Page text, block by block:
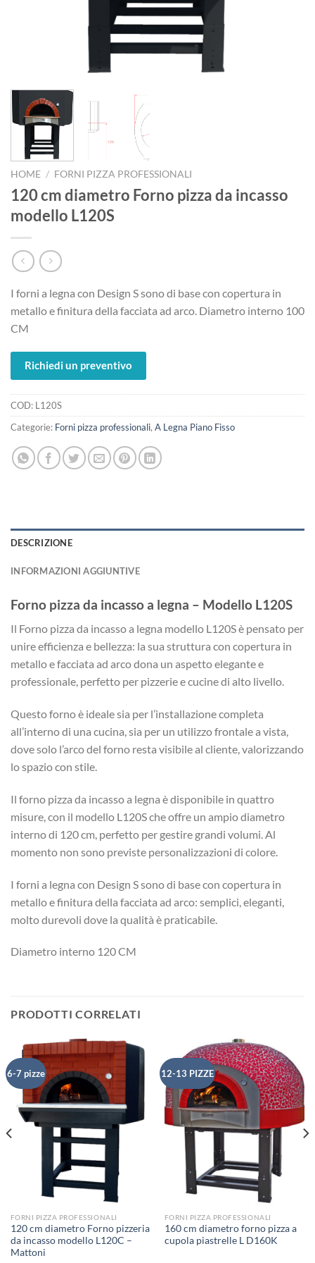
HOME / FORNI PIZZA PROFESSIONALI
120 cm diametro Forno pizza da incasso
modello L120S
I forni a legna con Design S sono di base con copertura in
metallo e finitura della facciata ad arco. Diametro interno 100
CM
Richiedi un preventivo
COD: L120S
Categorie: Forni pizza professionali, A Legna Piano Fisso
DESCRIZIONE
INFORMAZIONI AGGIUNTIVE
Forno pizza da incasso a legna – Modello L120S
Il Forno pizza da incasso a legna modello L120S è pensato per
unire efficienza e bellezza: la sua struttura con copertura in
metallo e facciata ad arco dona un aspetto elegante e
professionale, perfetto per pizzerie e cucine di alto livello.
Questo forno è ideale sia per l’installazione completa
all’interno di una cucina, sia per un utilizzo frontale a vista,
dove solo l’arco del forno resta visibile al cliente, valorizzando
lo spazio con stile.
Il forno pizza da incasso a legna è disponibile in quattro
misure, con il modello L120S che offre un ampio diametro
interno di 120 cm, perfetto per gestire grandi volumi. Al
momento non sono previste personalizzazioni di colore.
I forni a legna con Design S sono di base con copertura in
metallo e finitura della facciata ad arco: semplici, eleganti,
molto durevoli dove la qualità è praticabile.
Diametro interno 120 CM
PRODOTTI CORRELATI
6-7 pizze
FORNI PIZZA PROFESSIONALI
120 cm diametro Forno pizzeria
da incasso modello L120C –
Mattoni
12-13 PIZZE
FORNI PIZZA PROFESSIONALI
160 cm diametro forno pizza a
cupola piastrelle L D160K